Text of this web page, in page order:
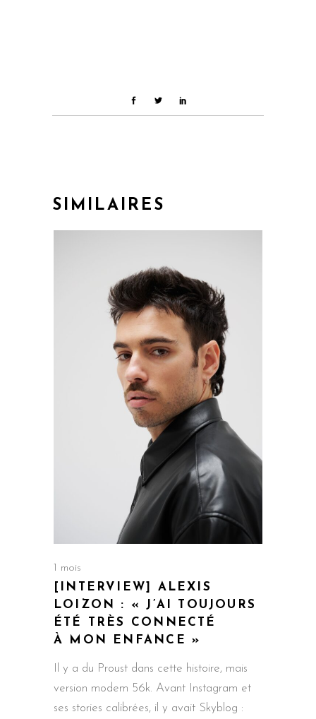
SIMILAIRES
1 mois
[INTERVIEW] ALEXIS
LOIZON : « J’AI TOUJOURS
ÉTÉ TRÈS CONNECTÉ
À MON ENFANCE »
Il y a du Proust dans cette histoire, mais
version modem 56k. Avant Instagram et
ses stories calibrées, il y avait Skyblog :